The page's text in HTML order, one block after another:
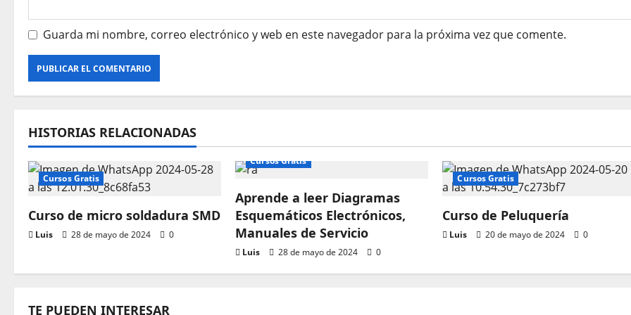
a
d
a
s
Guarda mi nombre, correo electrónico y web en este navegador para la próxima vez que comente.
HISTORIAS RELACIONADAS
Cursos Gratis
Curso de micro soldadura SMD
Luis 28 de mayo de 2024 0
Cursos Gratis
Aprende a leer Diagramas
Esquemáticos Electrónicos,
Manuales de Servicio
Luis 28 de mayo de 2024 0
Cursos Gratis
Curso de Peluquería
Luis 20 de mayo de 2024 0
TE PUEDEN INTERESAR